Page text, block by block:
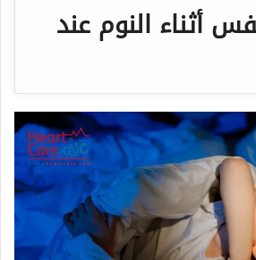
أثناء النوم عند